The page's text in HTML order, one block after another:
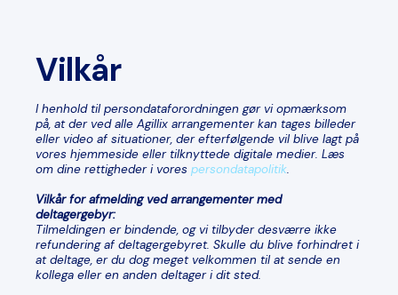
Vilkår
I henhold til persondataforordningen gør vi opmærksom
på, at der ved alle Agillix arrangementer kan tages billeder
eller video af situationer, der efterfølgende vil blive lagt på
vores hjemmeside eller tilknyttede digitale medier. Læs
om dine rettigheder i vores persondatapolitik.
Vilkår for afmelding ved arrangementer med
deltagergebyr:
Tilmeldingen er bindende, og vi tilbyder desværre ikke
refundering af deltagergebyret. Skulle du blive forhindret i
at deltage, er du dog meget velkommen til at sende en
kollega eller en anden deltager i dit sted.